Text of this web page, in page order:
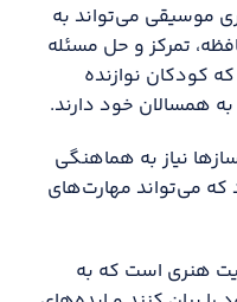
موسیقی می‌تواند به
تمرکز و حل مسئله
کودکان نوازنده
همسالان خود دارند.
نیاز به هماهنگی
می‌تواند مهارت‌های
هنری است که به